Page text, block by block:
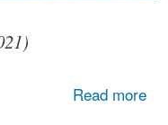
Read more